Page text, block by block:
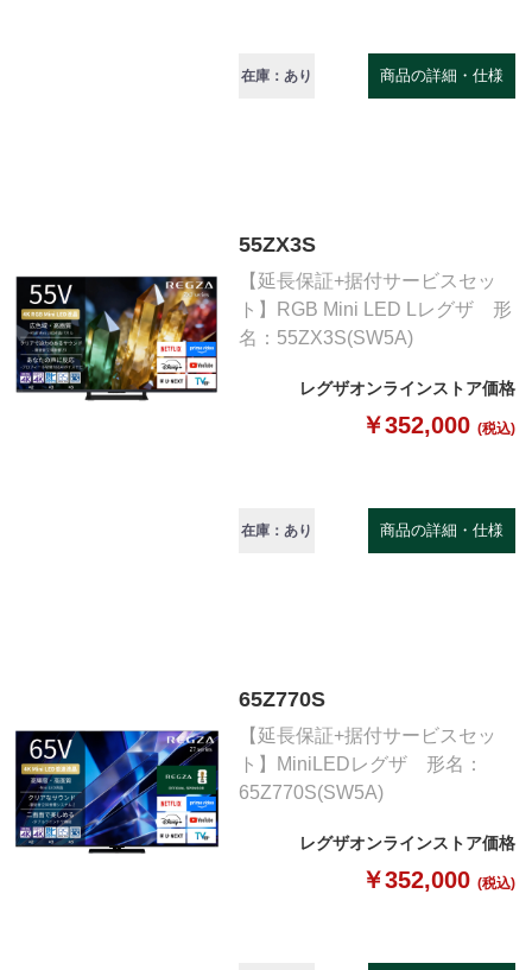
在庫：あり 商品の詳細・仕様
55ZX3S
【延長保証+据付サービスセッ
ト】RGB Mini LED Lレグザ 形
名：55ZX3S(SW5A)
レグザオンラインストア価格
￥352,000 (税込)
在庫：あり 商品の詳細・仕様
65Z770S
【延長保証+据付サービスセッ
ト】MiniLEDレグザ 形名：
65Z770S(SW5A)
レグザオンラインストア価格
￥352,000 (税込)